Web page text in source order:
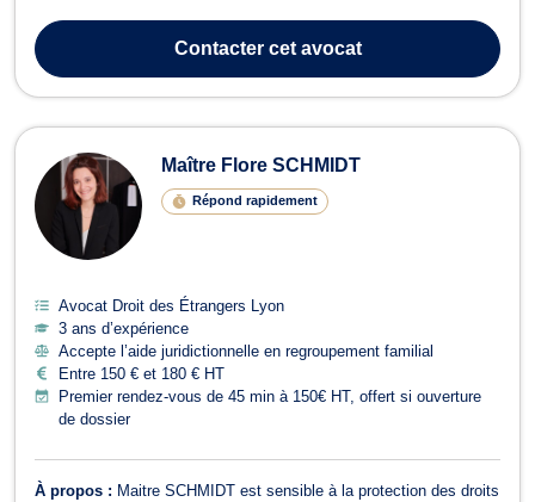
dans le cadre des procédures de divorce (par consentement mutuel
ou pour faute) e...
Contactercet avocat
Maître Flore SCHMIDT
Répond rapidement
Avocat Droit des Étrangers Lyon
3 ans d’expérience
Accepte l’aide juridictionnelle en regroupement familial
Entre 150 € et 180 € HT
Premier rendez-vous de 45 min à 150€ HT, offert si ouverture
de dossier
À propos : Maitre SCHMIDT est sensible à la protection des droits